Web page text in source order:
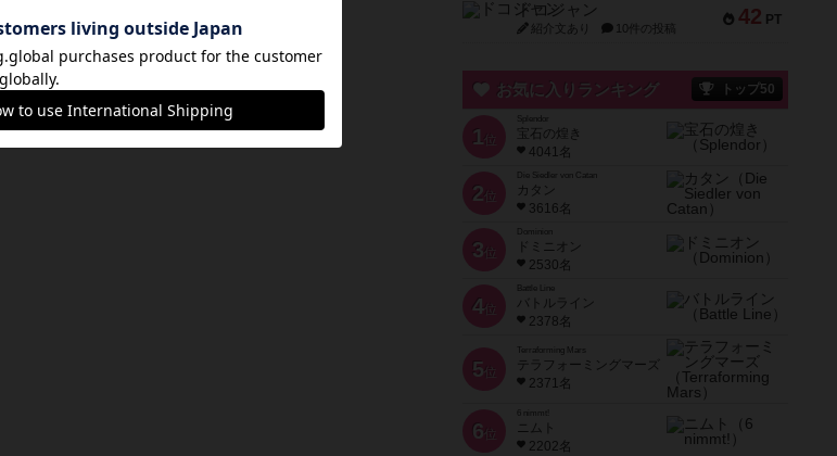
42 PT
ドコジャン
紹介文あり 10件の投稿
お気に入りランキング トップ50
1 位
宝石の煌き
4041名
2 位
Die Siedler von Catan
カタン
3616名
3 位
ドミニオン
2530名
4位
Battle Line
バトルライン
2378名
5 位
Terraforming Mars
テラフォーミングマーズ
2371名
6 位
ニムト
2202名